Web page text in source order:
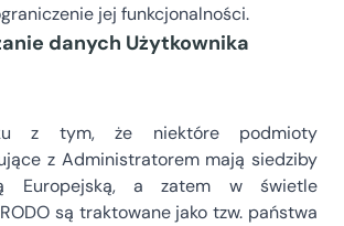
jej funkcjonalności.
danych Użytkownika
z tym, że niektóre podmioty
z Administratorem mają siedziby
Europejską, a zatem w świetle
są traktowane jako tzw. państwa